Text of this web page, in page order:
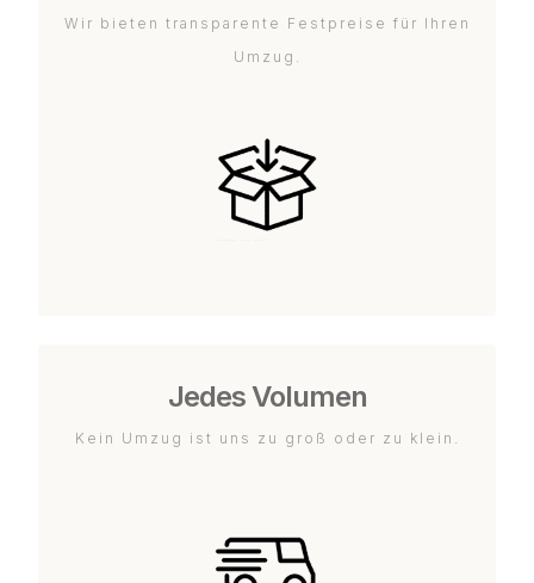
Wir bieten transparente Festpreise für Ihren
Umzug.
Jedes Volumen
Kein Umzug ist uns zu groß oder zu klein.